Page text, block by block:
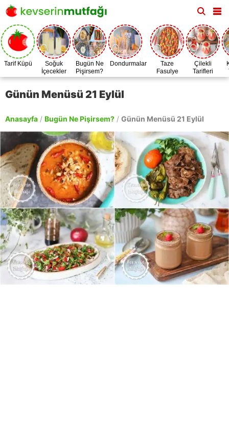
Tarif Küpü
Soğuk
İçecekler
Bugün Ne
Pişirsem?
Dondurmalar
Taze
Fasulye
Zamanı
Çilekli
Tarifleri
Günün Menüsü 21 Eylül
Anasayfa / Bugün Ne Pişirsem? / Günün Menüsü 21 Eylül